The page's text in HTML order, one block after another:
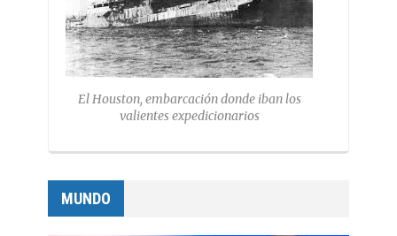
El Houston, embarcación donde iban los
valientes expedicionarios
MUNDO